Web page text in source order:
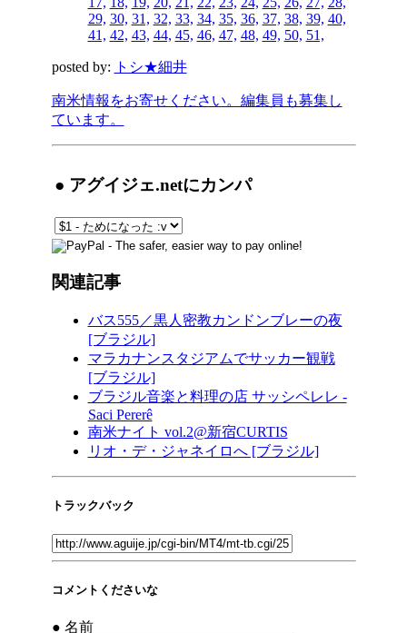
29, 30, 31, 32, 33, 34, 35, 36, 37, 38, 39, 40,
41, 42, 43, 44, 45, 46, 47, 48, 49, 50, 51,
posted by: トシ★細井
南米情報をお寄せください。編集員も募集し
ています。
● アグイジェ.netにカンパ
関連記事
バス555／黒人密教カンドンブレーの夜
[ブラジル]
マラカナンスタジアムでサッカー観戦
[ブラジル]
ブラジル音楽と料理の店 サッシペレレ -
Saci Pererê
南米ナイト vol.2@新宿CURTIS
リオ・デ・ジャネイロへ [ブラジル]
トラックバック
コメントくださいな
● 名前